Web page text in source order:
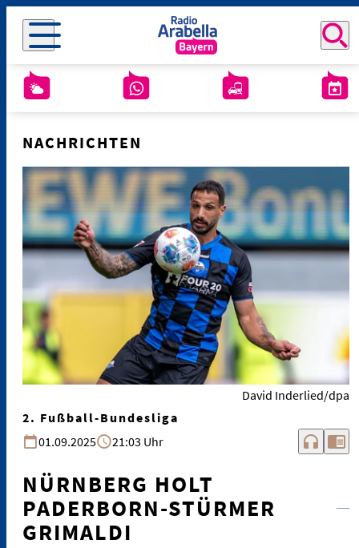
NACHRICHTEN
David Inderlied/dpa
2. Fußball-Bundesliga
01.09.2025
21:03 Uhr headphones chrome_reader_mode
NÜRNBERG HOLT
PADERBORN-STÜRMER
GRIMALDI